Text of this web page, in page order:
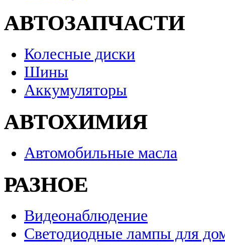
АВТОЗАПЧАСТИ
Колесные диски
Шины
Аккумуляторы
АВТОХИМИЯ
Автомобильные масла
РАЗНОЕ
Видеонаблюдение
Светодиодные лампы для